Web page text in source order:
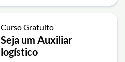
Curso Gratuito
Seja um Auxiliar
logístico